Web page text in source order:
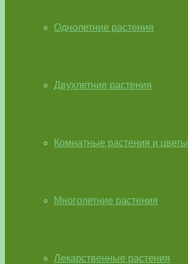
Однолетние растения
Двухлетние растения
Комнатные растения и цветы
Многолетние растения
Лекарственные растения